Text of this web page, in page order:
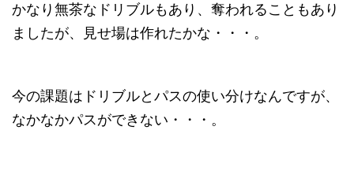
かなり無茶なドリブルもあり、奪われることもあり
ましたが、見せ場は作れたかな・・・。
今の課題はドリブルとパスの使い分けなんですが、
なかなかパスができない・・・。